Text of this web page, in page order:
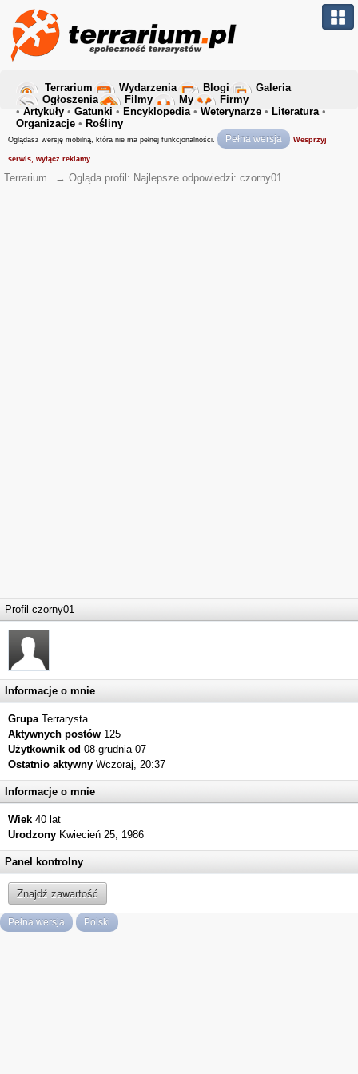
Terrarium Wydarzenia Blogi
Galeria
Ogłoszenia
Filmy My
Firmy
• Artykuły • Gatunki • Encyklopedia• Weterynarze • Literatura•
Organizacje • Rośliny
Oglądasz wersję mobilną, która nie ma pełnej funkcjonalności. Pełna wersja Wesprzyj
serwis, wyłącz reklamy
Terrarium → Ogląda profil: Najlepsze odpowiedzi: czorny01
Profil czorny01
Informacje o mnie
GrupaTerrarysta
Aktywnych postów 125
Użytkownik od 08-grudnia 07
Ostatnio aktywny Wczoraj, 20:37
Informacje o mnie
Wiek 40 lat
Urodzony Kwiecień 25, 1986
Panel kontrolny
Znajdź zawartość
Pełna wersja Polski